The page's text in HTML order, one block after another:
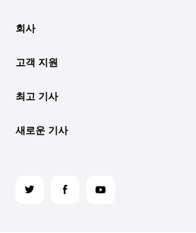
비디오 컨버터
최고 기사
변환하는 쉬운 방법 Spotify 에 MP3
iTunes에서 CD를 굽는 방법은 다음
새로운 기사
가청 CD로 굽기: 알아야 할 사항
고객 지원
지원 센터
사용법
사이트 맵
회사
회사 소개
당사에 문의해 주세요.
약관
환불 정책
로